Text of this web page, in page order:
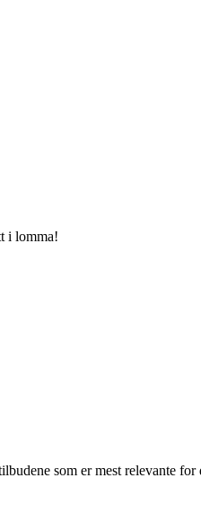
i lomma!
som er mest relevante for